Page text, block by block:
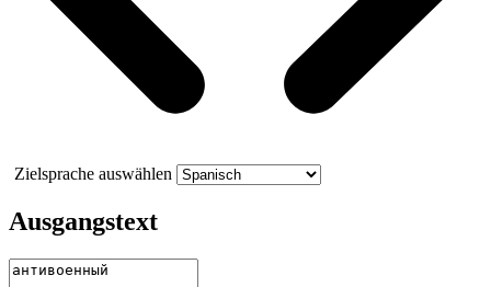
Zielsprache auswählen
Ausgangstext